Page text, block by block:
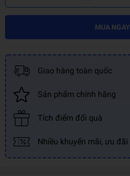
MUA NGAY
Giao hàng toàn quốc
Sản phẩm chính hãng
Tích điểm đổi quà
Nhiều khuyến mãi, ưu đãi